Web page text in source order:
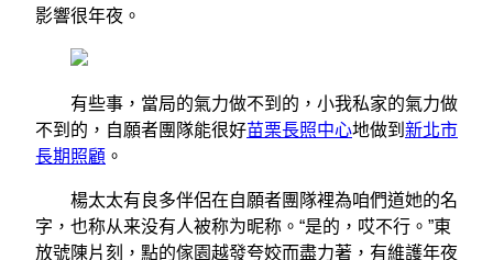
影響很年夜。
有些事，當局的氣力做不到的，小我私家的氣力做
不到的，自願者團隊能很好苗栗長照中心地做到 新北市
長期照顧 。
楊太太有良多伴侶在自願者團隊裡為咱們道她的名
字，也称从来没有人被称为昵称。“是的，哎不行。”東
放號陳片刻，點的傢園越發夸姣而盡力著，有維護年夜